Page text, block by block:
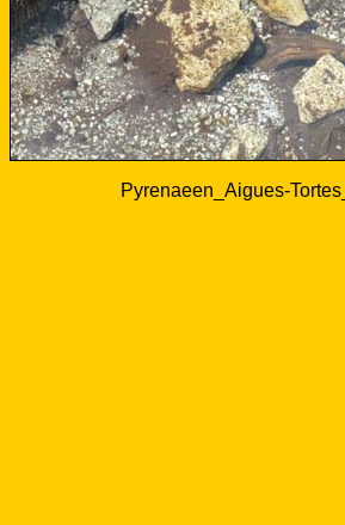
Pyrenaeen_Aigues-